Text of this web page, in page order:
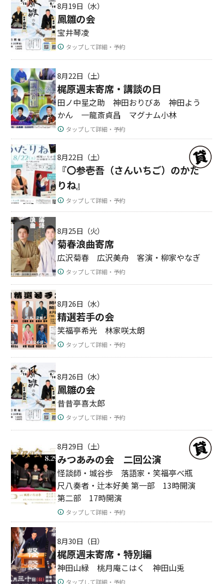
8月19日（水）
鳳雛の会
宝井琴凌
タップして詳細・予約
8月22日（土）
梶原週末寄席・講談の日
田ノ中星之助 神田おりびあ 神田よう
かん 一龍斎貞昌 マグナム小林
タップして詳細・予約
8月22日（土）
『〇参壱吾（さんいちご）のかた
りね』
タップして詳細・予約
8月25日（火）
菊春浪曲寄席
広沢菊春 広沢美舟 客演・柳家やなぎ
タップして詳細・予約
8月26日（水）
精選若手の会
笑福亭希光 林家咲太朗
タップして詳細・予約
8月26日（水）
鳳雛の会
昔昔亭喜太郎
タップして詳細・予約
8月29日（土）
みつあみの会 二回公演
怪談師・城谷歩 落語家・笑福亭べ瓶
尺八奏者・辻本好美 第一部 13時開演
第二部 17時開演
タップして詳細・予約
8月30日（日）
梶原週末寄席・特別編
神田山緑 桃月庵こはく 神田山兎
タップして詳細・予約